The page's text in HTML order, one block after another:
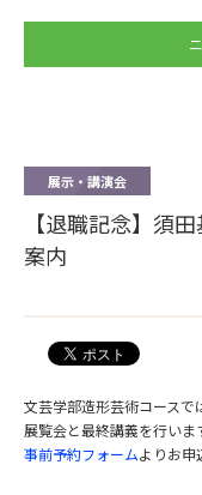
展示・講演会
【退職記念】須
案内
文芸学部造形芸術コースで
展覧会と最終講義を行いま
事前予約フォームよりお申